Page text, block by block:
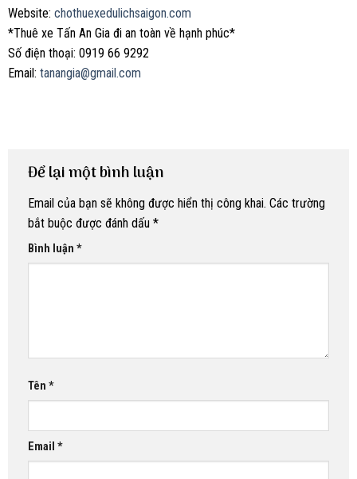
Website: chothuexedulichsaigon.com
*Thuê xe Tấn An Gia đi an toàn về hạnh phúc*
Số điện thoại: 0919 66 9292
Email: tanangia@gmail.com
Để lại một bình luận
Email của bạn sẽ không được hiển thị công khai. Các trường
bắt buộc được đánh dấu *
Bình luận *
Tên *
Email *